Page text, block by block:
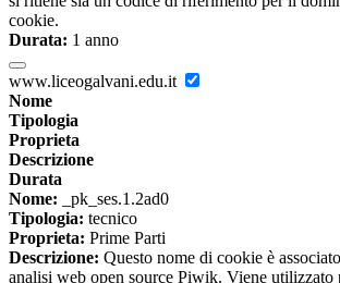
cookie.
Durata: 1 anno
www.liceogalvani.edu.it
Nome
Tipologia
Proprieta
Descrizione
Durata
Nome: _pk_ses.1.2ad0
Tipologia: tecnico
Proprieta: Prime Parti
Descrizione: Questo nome di cookie è
analisi web open source Piwik. Viene utilizzato